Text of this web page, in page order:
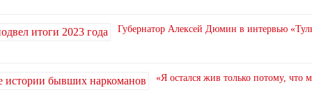
Губернатор Алексей Дюмин в интервью
«Я остался жив только потому, что